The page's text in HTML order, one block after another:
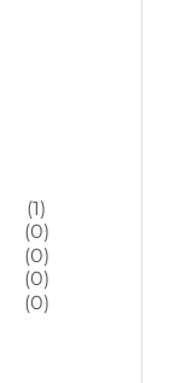
1
0
0
0
0